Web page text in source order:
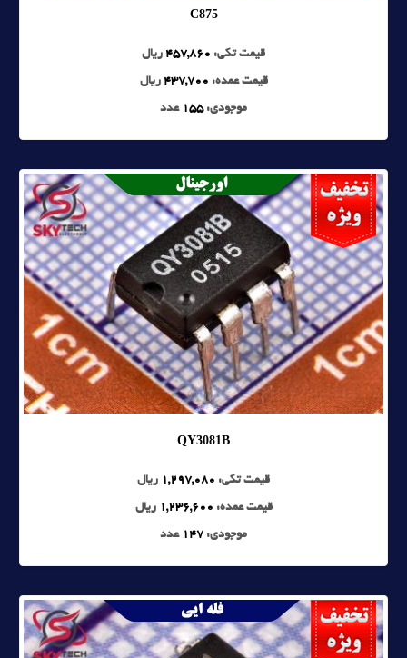
C875
قیمت تکی: 457,860 ریال
قیمت عمده: 437,700 ریال
موجودی:155 عدد
QY3081B
قیمت تکی: 1,297,080 ریال
قیمت عمده: 1,236,600 ریال
موجودی: 147 عدد